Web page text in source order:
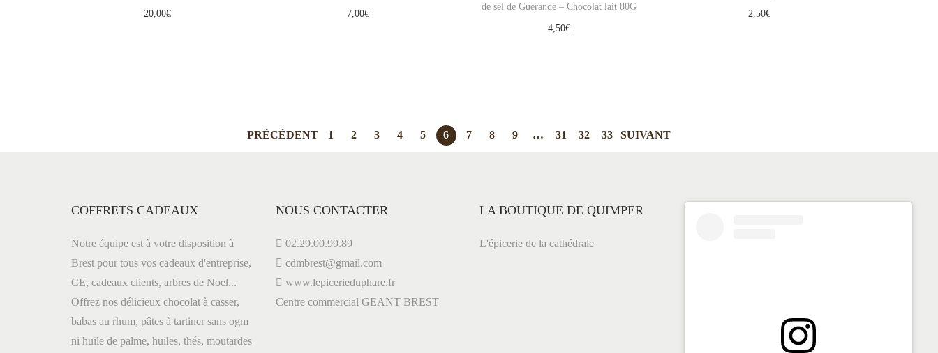
20,00€ 7,00€
de sel de Guérande – Chocolat lait 80G
4,50€
2,50€
PRÉCÉDENT 1 2 3 4 5 6 7 8 9 … 31 32 33 SUIVANT
COFFRETS CADEAUX
Notre équipe est à votre disposition à
Brest pour tous vos cadeaux d'entreprise,
CE, cadeaux clients, arbres de Noel...
Offrez nos délicieux chocolat à casser,
babas au rhum, pâtes à tartiner sans ogm
ni huile de palme, huiles, thés, moutardes
NOUS CONTACTER
02.29.00.99.89
cdmbrest@gmail.com
www.lepicerieduphare.fr
Centre commercial GEANT BREST
LA BOUTIQUE DE QUIMPER
L'épicerie de la cathédrale